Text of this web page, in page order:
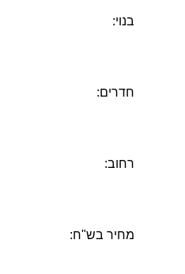
בנוי:
חדרים:
רחוב:
מחיר בש"ח: